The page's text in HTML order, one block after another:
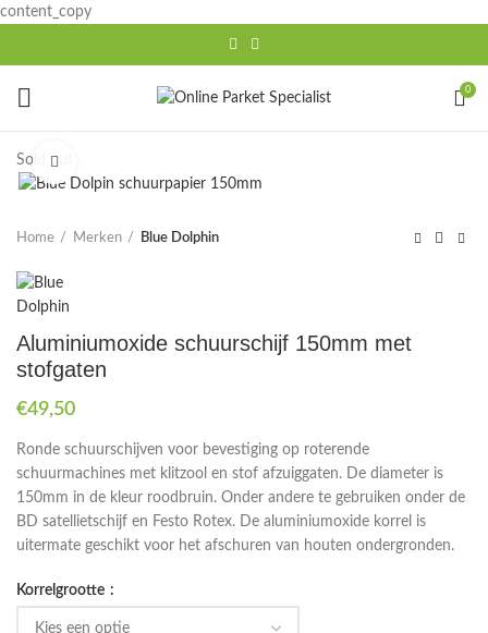
content_copy
0
Sold out
Home Merken Blue Dolphin
Aluminiumoxide schuurschijf 150mm met
stofgaten
€49,50
Ronde schuurschijven voor bevestiging op roterende
schuurmachines met klitzool en stof afzuiggaten. De diameter is
150mm in de kleur roodbruin. Onder andere te gebruiken onder de
BD satellietschijf en Festo Rotex. De aluminiumoxide korrel is
uitermate geschikt voor het afschuren van houten ondergronden.
Korrelgrootte